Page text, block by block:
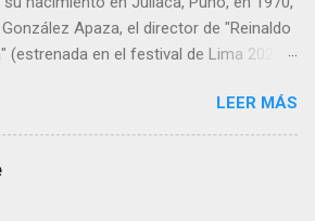
Desde el inicio, con ese pla...
Apaza, el director de "Reinaldo
(estrenada en el festival de Lima 2023,
de expresar las complejidades y
que enfrenta la humanidad a través
LEER MÁS